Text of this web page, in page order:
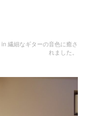
in 繊細なギターの音色に癒さ
れました。